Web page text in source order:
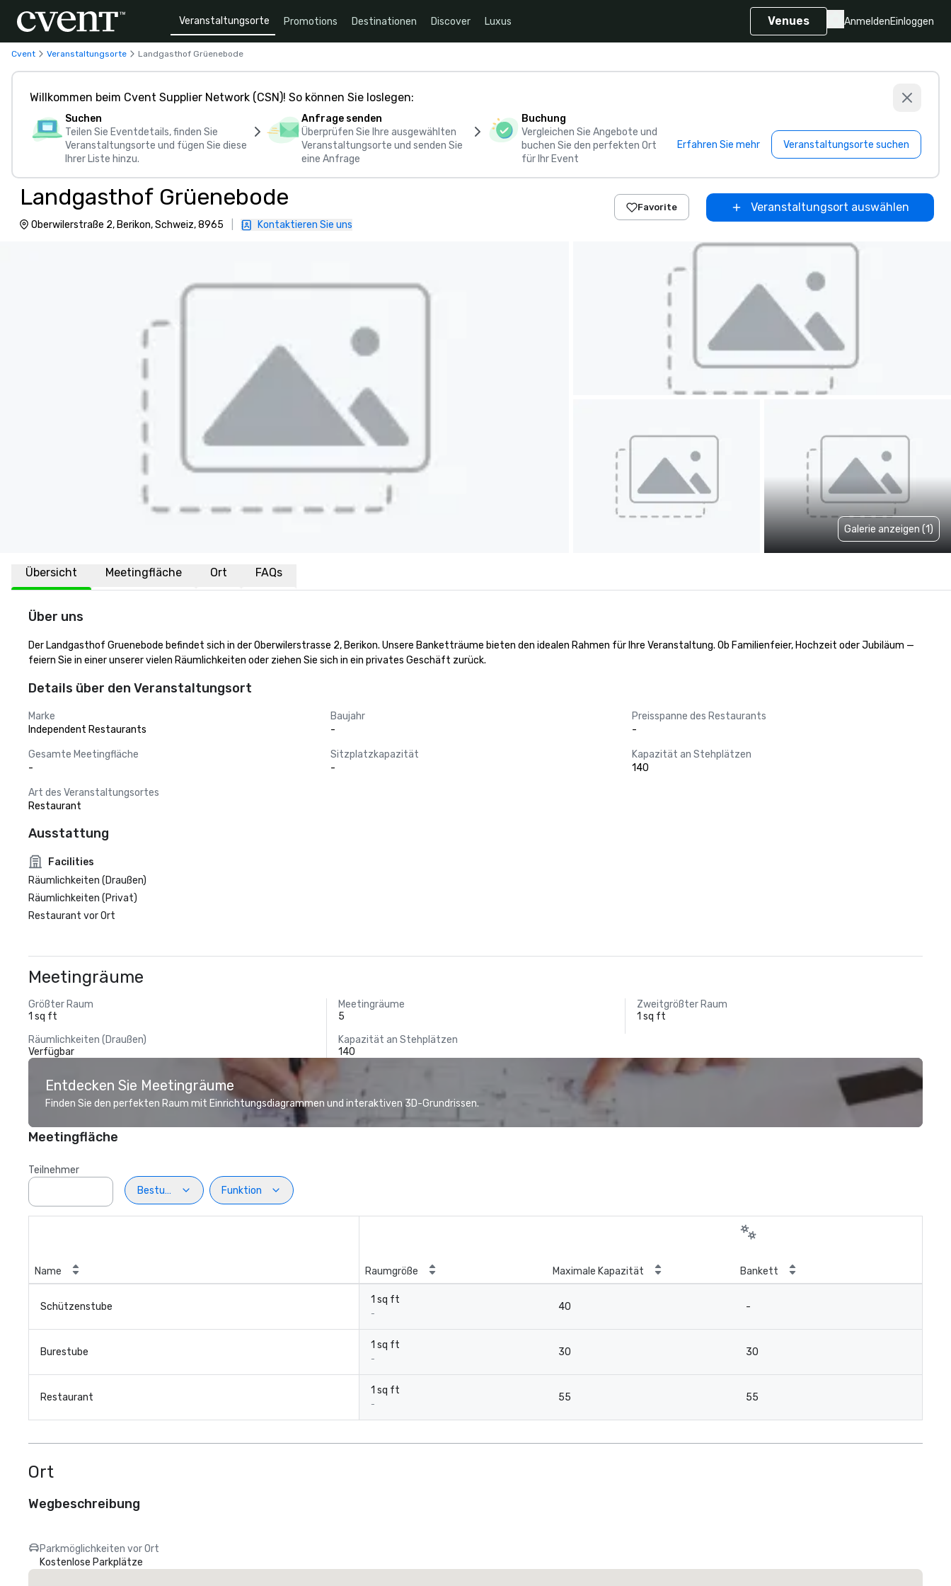
Veranstaltungsorte Promotions Destinationen Discover Luxus Venues AnmeldenEinloggen
Cvent Veranstaltungsorte Landgasthof Grüenebode
Willkommen beim Cvent Supplier Network (CSN)! So können Sie loslegen:
Suchen
Teilen Sie Eventdetails, finden Sie
Veranstaltungsorte und fügen Sie diese
Ihrer Liste hinzu.
Anfrage senden
Überprüfen Sie Ihre ausgewählten
Veranstaltungsorte und senden Sie
eine Anfrage
Buchung
Vergleichen Sie Angebote und
buchen Sie den perfekten Ort
für Ihr Event
Erfahren Sie mehr Veranstaltungsorte suchen
Landgasthof Grüenebode
Oberwilerstraße 2, Berikon, Schweiz, 8965 Kontaktieren Sie uns
Favorite Veranstaltungsort auswählen
Galerie anzeigen (1)
Übersicht Meetingfläche Ort FAQs
Über uns
Der Landgasthof Gruenebode befindet sich in der Oberwilerstrasse 2, Berikon. Unsere Banketträume bieten den idealen Rahmen für Ihre Veranstaltung. Ob Familienfeier, Hochzeit oder Jubiläum —
feiern Sie in einer unserer vielen Räumlichkeiten oder ziehen Sie sich in ein privates Geschäft zurück.
Details über den Veranstaltungsort
Marke
Independent Restaurants
Baujahr
-
Preisspanne des Restaurants
-
Gesamte Meetingfläche
-
Sitzplatzkapazität
-
Kapazität an Stehplätzen
140
Art des Veranstaltungsortes
Restaurant
Ausstattung
Facilities
Räumlichkeiten (Draußen)
Räumlichkeiten (Privat)
Restaurant vor Ort
Meetingräume
Größter Raum
1 sq ft
Meetingräume
5
Zweitgrößter Raum
1 sq ft
Räumlichkeiten (Draußen)
Verfügbar
Kapazität an Stehplätzen
140
Entdecken Sie Meetingräume
Finden Sie den perfekten Raum mit Einrichtungsdiagrammen und interaktiven 3D-Grundrissen.
Meetingfläche
Teilnehmer
Bestuhlung
Funktion
Name Raumgröße Maximale Kapazität Bankett
Schützenstube
1 sq ft
-
40 -
Burestube
1 sq ft
-
30 30
Restaurant
1 sq ft
-
55 55
Ort
Wegbeschreibung
Parkmöglichkeiten vor Ort
Kostenlose Parkplätze